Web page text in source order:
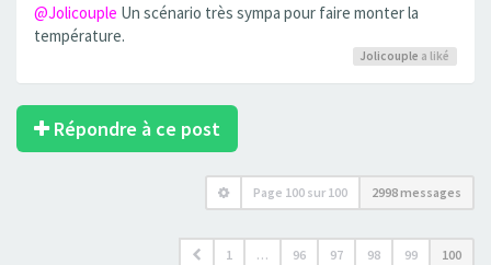
@Jolicouple Un scénario très sympa pour faire monter la
température.
Jolicouple a liké
Répondre à ce post
Page 100 sur 100 2998 messages
1 … 96 97 98 99 100